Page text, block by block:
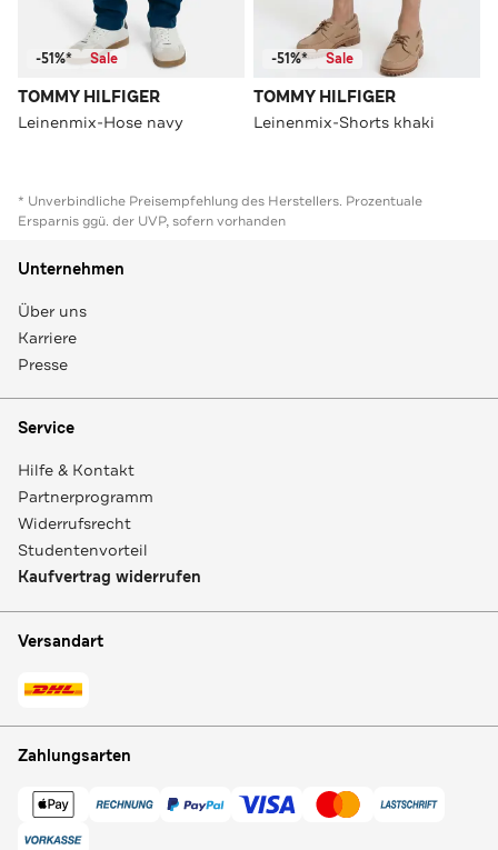
-51%* Sale
TOMMY HILFIGER
Leinenmix-Hose navy
-51%* Sale
TOMMY HILFIGER
Leinenmix-Shorts khaki
* Unverbindliche Preisempfehlung des Herstellers. Prozentuale
Ersparnis ggü. der UVP, sofern vorhanden
Unternehmen
Über uns
Karriere
Presse
Service
Hilfe & Kontakt
Partnerprogramm
Widerrufsrecht
Studentenvorteil
Kaufvertrag widerrufen
Versandart
Zahlungsarten